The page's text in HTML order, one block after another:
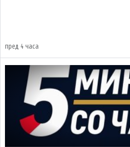
пред 4 часа